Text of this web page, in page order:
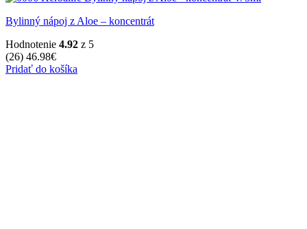
Bylinný nápoj z Aloe – koncentrát
Hodnotenie 4.92 z 5
(26) 46.98€
Pridať do košíka